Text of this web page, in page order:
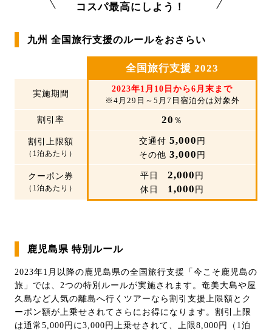
コスパ最高にしよう！
九州 全国旅行支援のルールをおさらい
全国旅行支援 2023
実施期間
2023年1月10日から6月末まで
※4月29日～5月7日宿泊分は対象外
割引率 20 ％
割引上限額
（1泊あたり）
交通付 5,000 円
その他 3,000 円
クーポン券
（1泊あたり）
平日 2,000 円
休日 1,000 円
鹿児島県 特別ルール
2023年1月以降の鹿児島県の全国旅行支援「今こそ鹿児島の
旅」では、2つの特別ルールが実施されます。奄美大島や屋
久島など人気の離島へ行くツアーなら割引支援上限額とク
ーポン額が上乗せされてさらにお得になります。割引上限
は通常5,000円に3,000円上乗せされて、上限8,000円（1泊